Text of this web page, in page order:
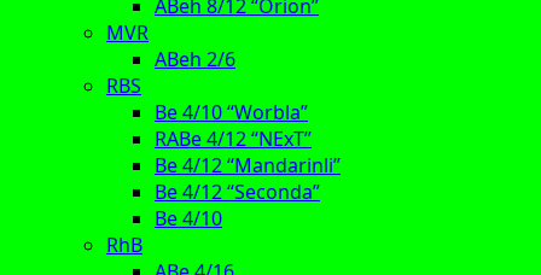
ABeh 8/12 “Orion”
MVR
ABeh 2/6
RBS
Be 4/10 “Worbla”
RABe 4/12 “NExT”
Be 4/12 “Mandarinli”
Be 4/12 “Seconda”
Be 4/10
RhB